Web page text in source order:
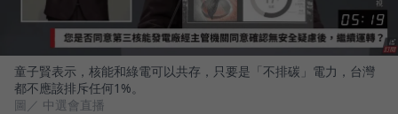
童子賢表示，核能和綠電可以共存，只要是「不排碳」電力，台灣
都不應該排斥任何1%。
圖／ 中選會直播